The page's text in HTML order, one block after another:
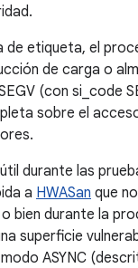
de etiqueta, el
de carga o
(con si_code
sobre el
durante las
a HWASan que
bien durante la
superficie
ASYNC